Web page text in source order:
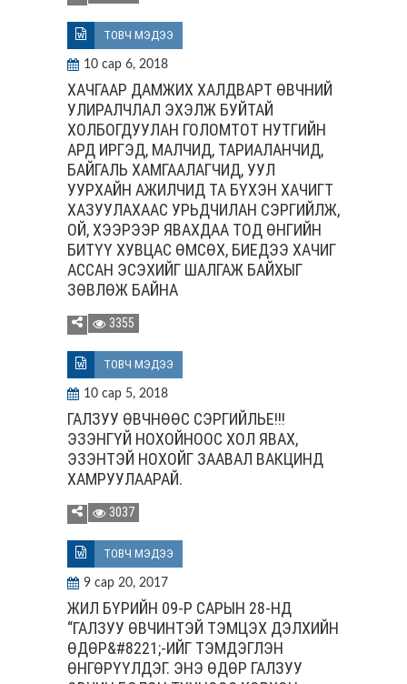
ТОВЧ МЭДЭЭ
10 сар 6, 2018
ХАЧГААР ДАМЖИХ ХАЛДВАРТ ӨВЧНИЙ
УЛИРАЛЧЛАЛ ЭХЭЛЖ БУЙТАЙ
ХОЛБОГДУУЛАН ГОЛОМТОТ НУТГИЙН
АРД ИРГЭД, МАЛЧИД, ТАРИАЛАНЧИД,
БАЙГАЛЬ ХАМГААЛАГЧИД, УУЛ
УУРХАЙН АЖИЛЧИД ТА БҮХЭН ХАЧИГТ
ХАЗУУЛАХААС УРЬДЧИЛАН СЭРГИЙЛЖ,
ОЙ, ХЭЭРЭЭР ЯВАХДАА ТОД ӨНГИЙН
БИТҮҮ ХУВЦАС ӨМСӨХ, БИЕДЭЭ ХАЧИГ
АССАН ЭСЭХИЙГ ШАЛГАЖ БАЙХЫГ
ЗӨВЛӨЖ БАЙНА
3355
ТОВЧ МЭДЭЭ
10 сар 5, 2018
ГАЛЗУУ ӨВЧНӨӨС СЭРГИЙЛЬЕ!!!
ЭЗЭНГҮЙ НОХОЙНООС ХОЛ ЯВАХ,
ЭЗЭНТЭЙ НОХОЙГ ЗААВАЛ ВАКЦИНД
ХАМРУУЛААРАЙ.
3037
ТОВЧ МЭДЭЭ
9 сар 20, 2017
ЖИЛ БҮРИЙН 09-Р САРЫН 28-НД
“ГАЛЗУУ ӨВЧИНТЭЙ ТЭМЦЭХ ДЭЛХИЙН
ӨДӨР&#8221;-ИЙГ ТЭМДЭГЛЭН
ӨНГӨРҮҮЛДЭГ. ЭНЭ ӨДӨР ГАЛЗУУ